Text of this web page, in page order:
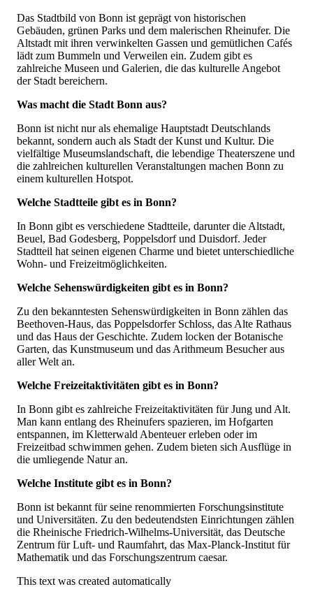
Das Stadtbild von Bonn ist geprägt von historischen
Gebäuden, grünen Parks und dem malerischen Rheinufer. Die
Altstadt mit ihren verwinkelten Gassen und gemütlichen Cafés
lädt zum Bummeln und Verweilen ein. Zudem gibt es
zahlreiche Museen und Galerien, die das kulturelle Angebot
der Stadt bereichern.
Was macht die Stadt Bonn aus?
Bonn ist nicht nur als ehemalige Hauptstadt Deutschlands
bekannt, sondern auch als Stadt der Kunst und Kultur. Die
vielfältige Museumslandschaft, die lebendige Theaterszene und
die zahlreichen kulturellen Veranstaltungen machen Bonn zu
einem kulturellen Hotspot.
Welche Stadtteile gibt es in Bonn?
In Bonn gibt es verschiedene Stadtteile, darunter die Altstadt,
Beuel, Bad Godesberg, Poppelsdorf und Duisdorf. Jeder
Stadtteil hat seinen eigenen Charme und bietet unterschiedliche
Wohn- und Freizeitmöglichkeiten.
Welche Sehenswürdigkeiten gibt es in Bonn?
Zu den bekanntesten Sehenswürdigkeiten in Bonn zählen das
Beethoven-Haus, das Poppelsdorfer Schloss, das Alte Rathaus
und das Haus der Geschichte. Zudem locken der Botanische
Garten, das Kunstmuseum und das Arithmeum Besucher aus
aller Welt an.
Welche Freizeitaktivitäten gibt es in Bonn?
In Bonn gibt es zahlreiche Freizeitaktivitäten für Jung und Alt.
Man kann entlang des Rheinufers spazieren, im Hofgarten
entspannen, im Kletterwald Abenteuer erleben oder im
Freizeitbad schwimmen gehen. Zudem bieten sich Ausflüge in
die umliegende Natur an.
Welche Institute gibt es in Bonn?
Bonn ist bekannt für seine renommierten Forschungsinstitute
und Universitäten. Zu den bedeutendsten Einrichtungen zählen
die Rheinische Friedrich-Wilhelms-Universität, das Deutsche
Zentrum für Luft- und Raumfahrt, das Max-Planck-Institut für
Mathematik und das Forschungszentrum caesar.
This text was created automatically